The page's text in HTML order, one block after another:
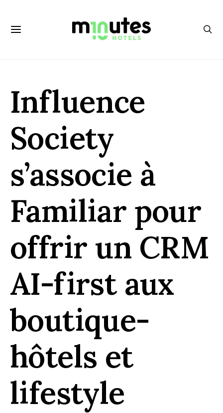
Influence
Society
s’associe à
Familiar pour
offrir un CRM
AI-first aux
boutique-
hôtels et
lifestyle